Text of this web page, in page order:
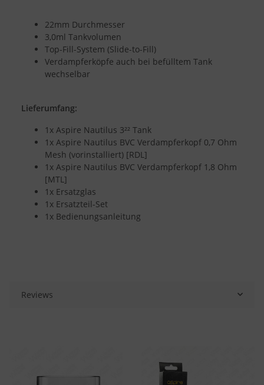
22mm Durchmesser
3,0ml Tankvolumen
Top-Fill-System (Slide-to-Fill)
Verdampferköpfe auch bei befülltem Tank
wechselbar
Lieferumfang:
1x Aspire Nautilus 3²² Tank
1x Aspire Nautilus BVC Verdampferkopf 0,7 Ohm
Mesh (vorinstalliert) [RDL]
1x Aspire Nautilus BVC Verdampferkopf 1,8 Ohm
[MTL]
1x Ersatzglas
1x Ersatzteil-Set
1x Bedienungsanleitung
Reviews